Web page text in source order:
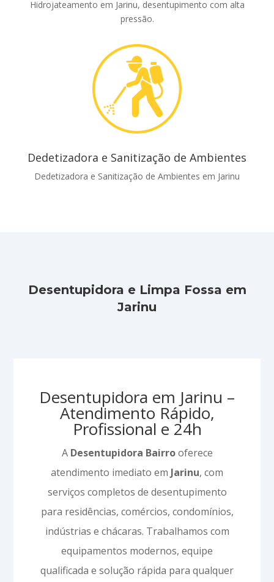
Hidrojateamento em Jarinu, desentupimento com alta
pressão.
Dedetizadora e Sanitização de Ambientes
Dedetizadora e Sanitização de Ambientes em Jarinu
Desentupidora e Limpa Fossa em
Jarinu
Desentupidora em Jarinu –
Atendimento Rápido,
Profissional e 24h
A Desentupidora Bairrooferece
atendimento imediato em Jarinu, com
serviços completos de desentupimento
para residências, comércios, condomínios,
indústrias e chácaras. Trabalhamos com
equipamentos modernos, equipe
qualificada e solução rápida para qualquer